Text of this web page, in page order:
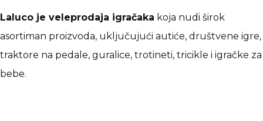
Laluco je veleprodaja igračaka koja nudi širok
asortiman proizvoda, uključujući autiće, društvene igre,
traktore na pedale, guralice, trotineti, tricikle i igračke za
bebe.